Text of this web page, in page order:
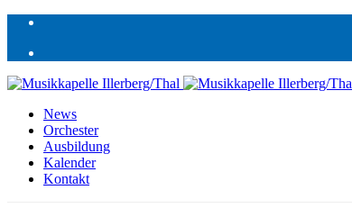
News
Orchester
Ausbildung
Kalender
Kontakt